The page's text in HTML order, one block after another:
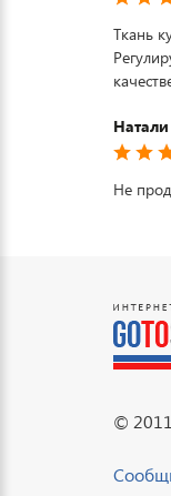
Ткань
Натали
Не
©